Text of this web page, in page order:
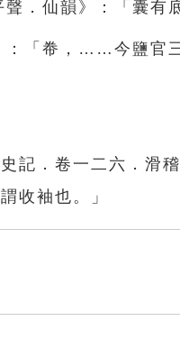
．仙韻》：「囊有
：「帣，……今鹽官
記．卷一二六．滑
收袖也。」